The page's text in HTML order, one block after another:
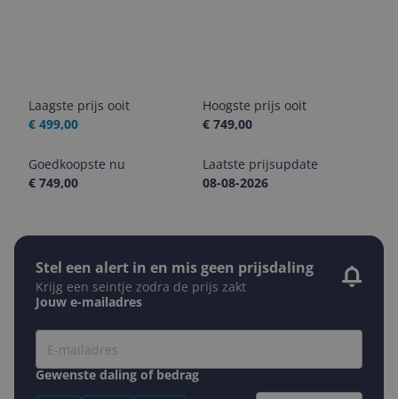
Laagste prijs ooit
€ 499,00
Hoogste prijs ooit
€ 749,00
Goedkoopste nu
€ 749,00
Laatste prijsupdate
08-08-2026
Stel een alert in en mis geen prijsdaling
Krijg een seintje zodra de prijs zakt
Jouw e-mailadres
Gewenste daling of bedrag
Gewenste prijs